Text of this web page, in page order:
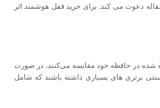
دعوت می کند. برای خرید قفل هوشمند اثر
شده در حافظه خود مقایسه می‌کنند. در صورت
برتری‌ های بسیاری داشته باشند که شامل